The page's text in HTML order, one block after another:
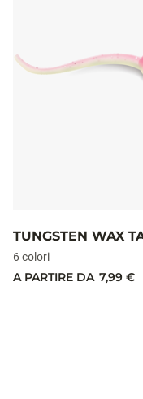
TUNGSTEN WAX
6 colori
A PARTIRE DA 7,99 €